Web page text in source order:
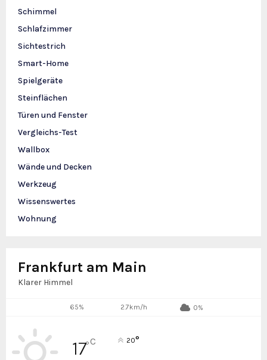
Schimmel
Schlafzimmer
Sichtestrich
Smart-Home
Spielgeräte
Steinflächen
Türen und Fenster
Vergleichs-Test
Wallbox
Wände und Decken
Werkzeug
Wissenswertes
Wohnung
Frankfurt am Main
Klarer Himmel
65% 2.7km/h 0%
17°C 20°